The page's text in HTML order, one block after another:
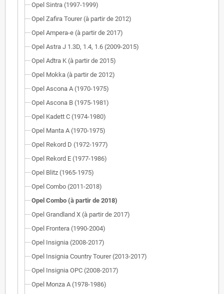
Opel Sintra (1997-1999)
Opel Zafira Tourer (à partir de 2012)
Opel Ampera-e (à partir de 2017)
Opel Astra J 1.3D, 1.4, 1.6 (2009-2015)
Opel Adtra K (à partir de 2015)
Opel Mokka (à partir de 2012)
Opel Ascona A (1970-1975)
Opel Ascona B (1975-1981)
Opel Kadett C (1974-1980)
Opel Manta A (1970-1975)
Opel Rekord D (1972-1977)
Opel Rekord E (1977-1986)
Opel Blitz (1965-1975)
Opel Combo (2011-2018)
Opel Combo (à partir de 2018)
Opel Grandland X (à partir de 2017)
Opel Frontera (1990-2004)
Opel Insignia (2008-2017)
Opel Insignia Country Tourer (2013-2017)
Opel Insignia OPC (2008-2017)
Opel Monza A (1978-1986)